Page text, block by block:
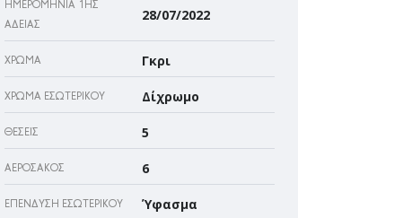
ΗΜΕΡΟΜΗΝΊΑ 1ΗΣ
ΆΔΕΙΑΣ
28/07/2022
ΧΡΏΜΑ Γκρι
ΧΡΏΜΑ ΕΣΩΤΕΡΙΚΟΎ Δίχρωμο
ΘΈΣΕΙΣ 5
ΑΕΡΌΣΑΚΌΣ 6
ΕΠΈΝΔΥΣΗ ΕΣΩΤΕΡΙΚΟΎ Ύφασμα